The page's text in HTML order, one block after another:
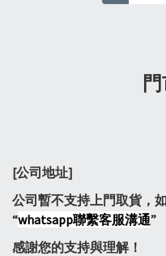
[公司地址]
公司暫不支持上門取貨，
“whatsapp聯繫客服溝通”
感謝您的支持與理解！